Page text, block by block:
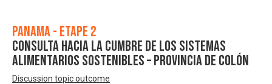
Panama - Étape 2
Consulta Hacia la Cumbre de los Sistemas
Alimentarios Sostenibles – Provincia de Colón
Discussion topic outcome